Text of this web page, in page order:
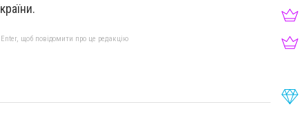
щоб повідомити про це редакцію